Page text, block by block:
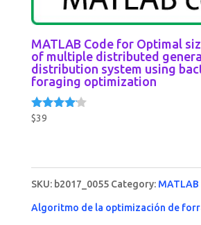
MATLAB Code for Optimal
of multiple distributed
distribution system using
foraging optimization
Rated
$39
SKU: b2017_0055 Category:
Algoritmo de la optimización de